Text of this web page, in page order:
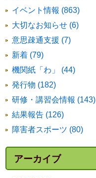
イベント情報 (863)
大切なお知らせ (6)
意思疎通支援 (7)
新着 (79)
機関紙「わ」 (44)
発行物 (182)
研修・講習会情報 (143)
結果報告 (126)
障害者スポーツ (80)
アーカイブ